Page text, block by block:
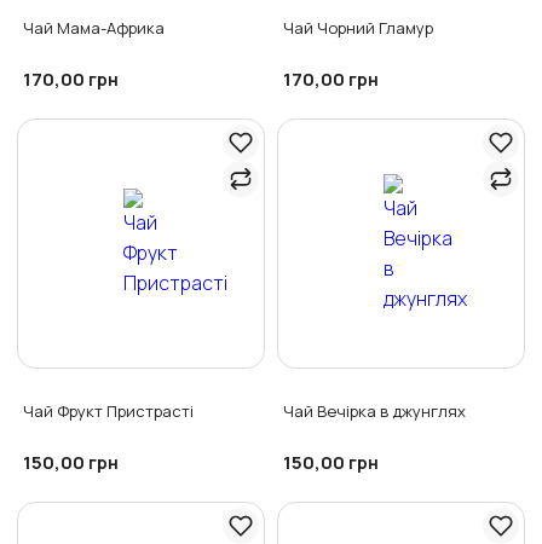
Чай Мама-Африка
170,00 грн
Чай Чорний Гламур
170,00 грн
Чай Фрукт Пристрасті
150,00 грн
Чай Вечірка в джунглях
150,00 грн